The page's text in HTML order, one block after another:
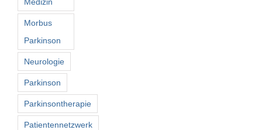
Morbus
Parkinson
Neurologie
Parkinson
Parkinsontherapie
Patientennetzwerk